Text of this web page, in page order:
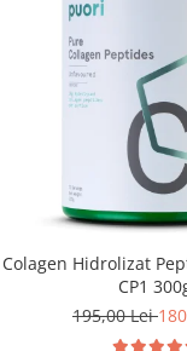
Colagen Hidrolizat
CP1
195,00 Lei